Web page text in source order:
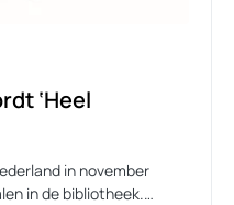
‘Heel
in november
in de bibliotheek.…